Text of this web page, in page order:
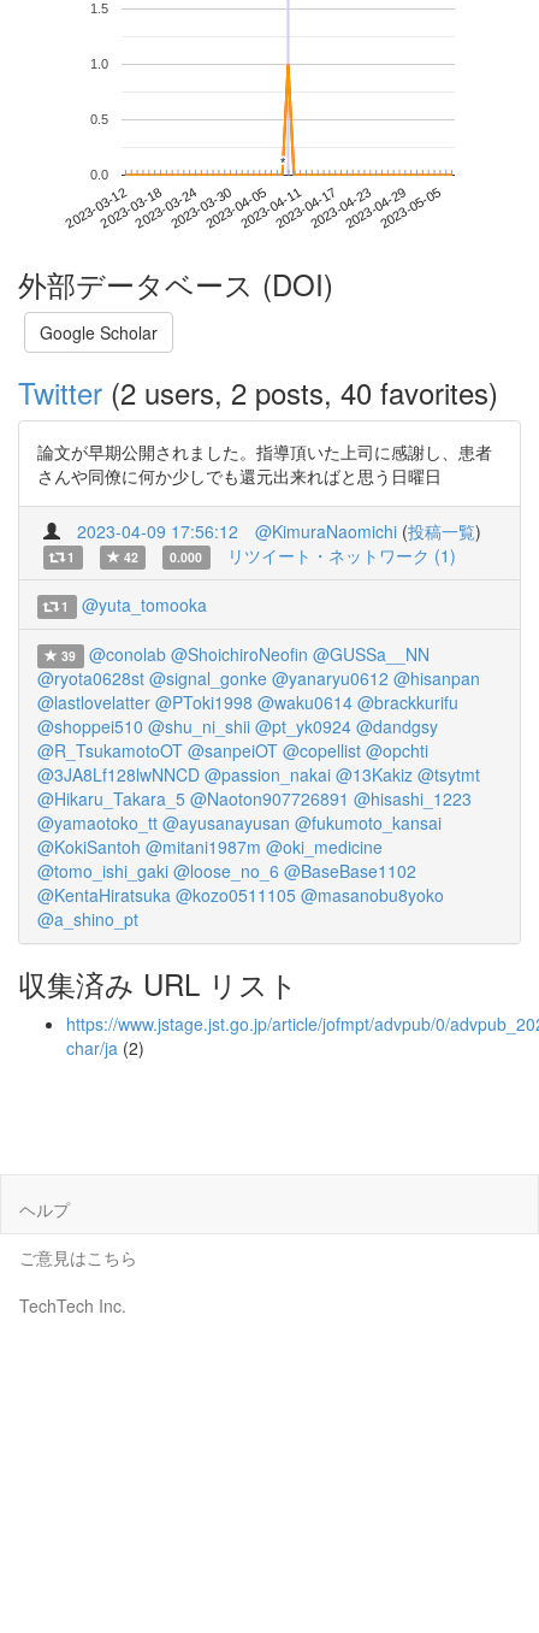
2023-03-122023-03-182023-03-242023-03-302023-04-052023-04-112023-04-172023-04-232023-04-292023-05-05
0.0
0.5
1.0
1.5
**
外部データベース (DOI)
Google Scholar
Twitter (2 users, 2 posts, 40 favorites)
論文が早期公開されました。指導頂いた上司に感謝し、患者
さんや同僚に何か少しでも還元出来ればと思う日曜日
2023-04-09 17:56:12 @KimuraNaomichi (投稿一覧)
1 42 0.000 リツイート・ネットワーク (1)
1 @yuta_tomooka
39 @conolab @ShoichiroNeofin @GUSSa__NN
@ryota0628st @signal_gonke @yanaryu0612 @hisanpan
@lastlovelatter @PToki1998 @waku0614 @brackkurifu
@shoppei510 @shu_ni_shii @pt_yk0924 @dandgsy
@R_TsukamotoOT @sanpeiOT @copellist @opchti
@3JA8Lf128lwNNCD @passion_nakai @13Kakiz @tsytmt
@Hikaru_Takara_5 @Naoton907726891 @hisashi_1223
@yamaotoko_tt @ayusanayusan @fukumoto_kansai
@KokiSantoh @mitani1987m @oki_medicine
@tomo_ishi_gaki @loose_no_6 @BaseBase1102
@KentaHiratsuka @kozo0511105 @masanobu8yoko
@a_shino_pt
収集済み URL リスト
https://www.jstage.jst.go.jp/article/jofmpt/advpub/0/
char/ja (2)
ヘルプ
ご意見はこちら
TechTech Inc.